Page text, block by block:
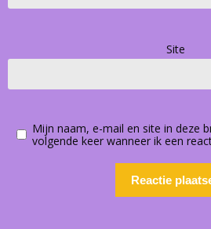
Site
Mijn naam, e-mail en site in deze
volgende keer wanneer ik een